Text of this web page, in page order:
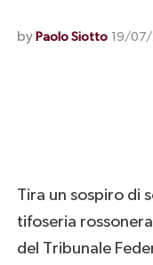
by Paolo Siotto 19/
Tira un sospiro di
tifoseria
del Tribunale